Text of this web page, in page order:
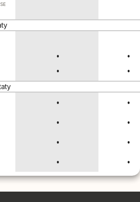
•
•
•
•
•
•
•
•
•
•
• •